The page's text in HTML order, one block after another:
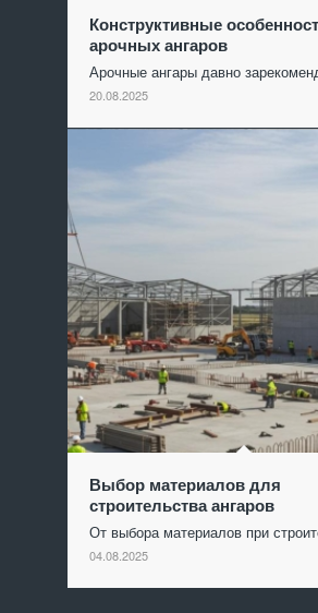
Конструктивные
арочных ангаров
Арочные ангары давно
20.08.2025
Выбор материалов для
строительства ангаров
От выбора материалов при
04.08.2025